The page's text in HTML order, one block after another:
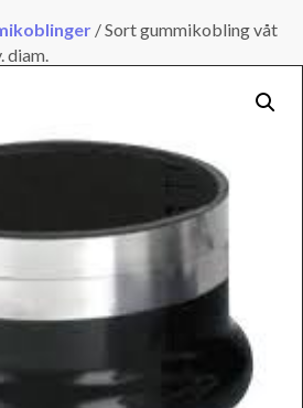
/Sort gummikobling våt
diam.